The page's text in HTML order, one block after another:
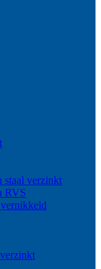
staal verzinkt
RVS